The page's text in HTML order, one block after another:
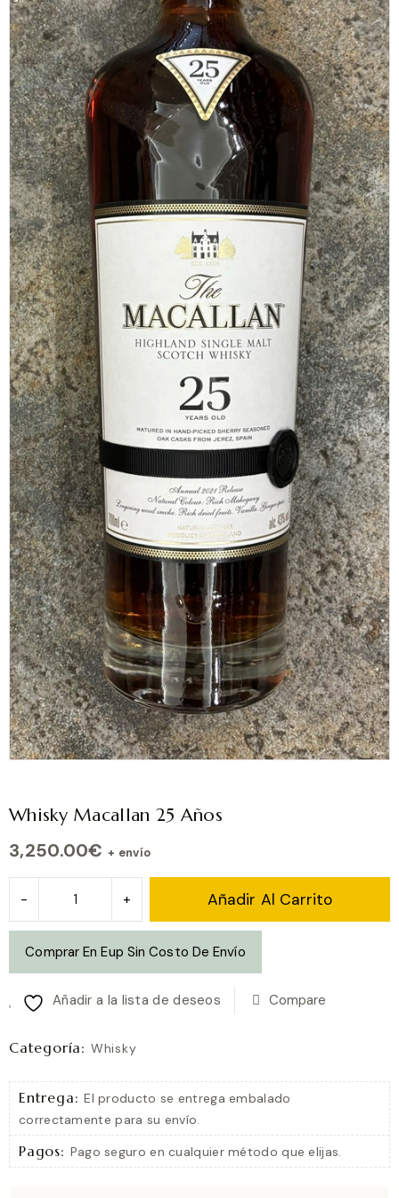
Whisky Macallan 25 Años
3,250.00€ + envío
25
Años
cantidad
Añadir Al Carrito
Comprar En Eup Sin Costo De Envío
Añadir a la lista de deseos Compare
Categoría: Whisky
Entrega:El producto se entrega embalado
correctamente para su envío.
Pagos: Pago seguro en cualquier método que elijas.